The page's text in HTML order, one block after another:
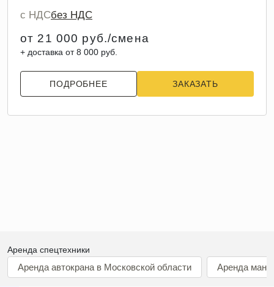
с НДСбез НДС
от 21 000 руб./смена
+ доставка от 8 000 руб.
ПОДРОБНЕЕ ЗАКАЗАТЬ
Аренда спецтехники
Аренда автокрана в Московской области Аренда